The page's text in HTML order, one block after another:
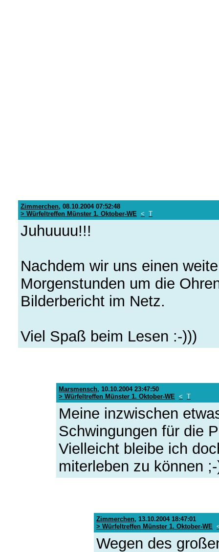
Zimmerchen, 08.10.2004 07:52:48
> Würfeltreffen Münster 1. Oktober-WE < T
Juhuuuu!!!
Nachdem wir uns einen
Morgenstunden um die
Bilderbericht im Netz.
Viel Spaß beim Lesen :-)))
Marsmensch, 10.10.2004 23:47:50
> Würfeltreffen Münster 1. Oktober-WE < T
Meine inzwischen
Schwingungen für die
Vielleicht bleibe ich
miterleben zu können
Zimmerchen, 13.10.2004 18:47:01
> Würfeltreffen Münster 1. Oktober-WE
Wegen des